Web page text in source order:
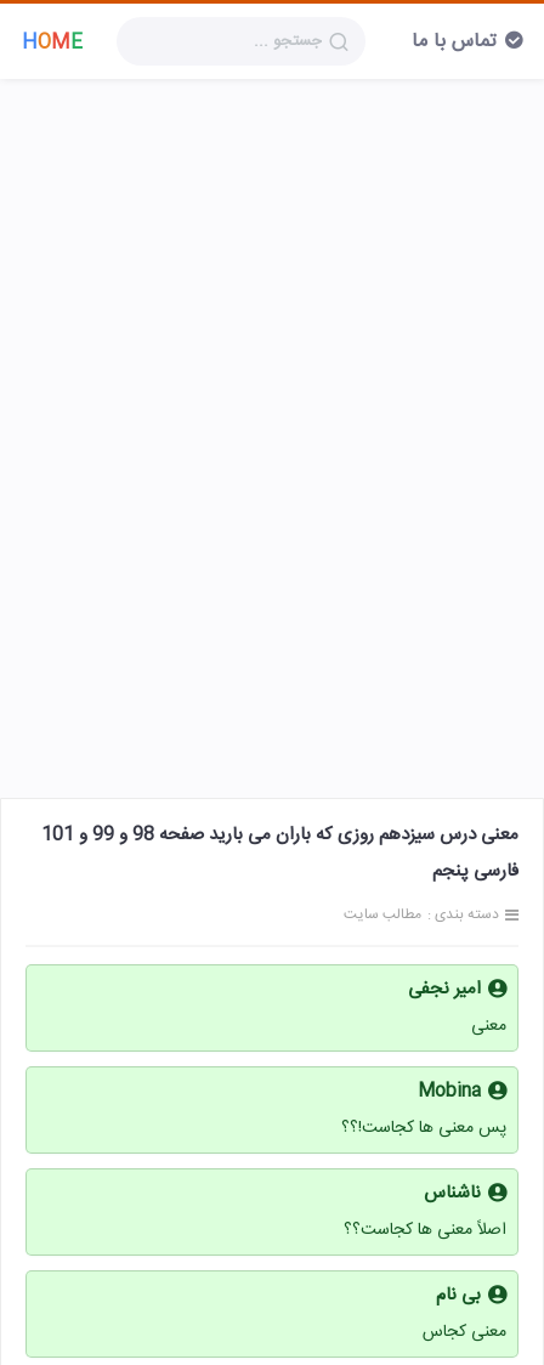
HOME تماس با ما
معنی درس سیزدهم روزی که باران می بارید صفحه 98 و 99 و 101
فارسی پنجم
دسته بندی : مطالب سایت
امیر نجفی
معنی
Mobina
پس معنی ها کجاست!؟؟
ناشناس
اصلاً معنی ها کجاست؟؟
بی نام
معنی کجاس